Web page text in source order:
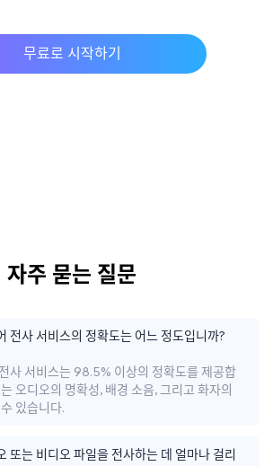
무료로 시작하기
자주 묻는 질문
전사 서비스의 정확도는 어느 정도입니까?
사 서비스는 98.5% 이상의 정확도를 제공합
오디오의 명확성, 배경 소음, 그리고 화자의
있습니다.
또는 비디오 파일을 전사하는 데 얼마나 걸리